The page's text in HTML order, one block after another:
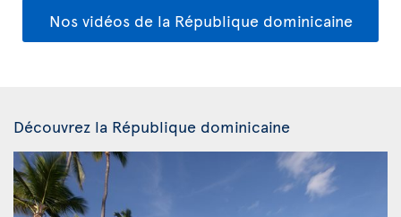
Nos vidéos de la République dominicaine
Découvrez la République dominicaine